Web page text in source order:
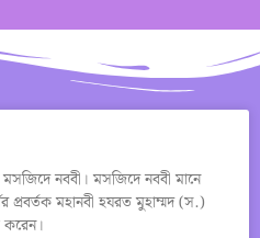
নববী। মসজিদে নববী মানে
মহানবী হযরত মুহাম্মদ (স.)
করেন।